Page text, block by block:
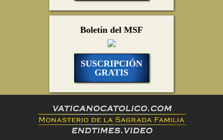
Boletín del MSF
SUSCRIPCIÓN
GRATIS